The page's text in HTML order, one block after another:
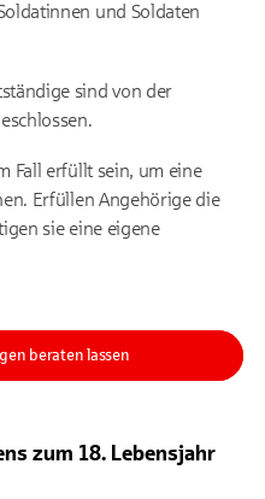
und Soldaten
sind von der
Fall erfüllt sein, um eine
Erfüllen Angehörige die
sie eine eigene
beraten lassen
zum 18. Lebensjahr